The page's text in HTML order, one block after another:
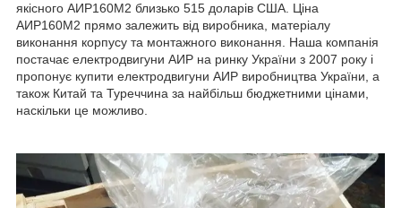
якісного АИР160М2 близько 515 доларів США. Ціна
АИР160М2 прямо залежить від виробника, матеріалу
виконання корпусу та монтажного виконання. Наша компанія
постачає електродвигуни АИР на ринку України з 2007 року і
пропонує купити електродвигуни АИР виробництва України, а
також Китай та Туреччина за найбільш бюджетними цінами,
наскільки це можливо.